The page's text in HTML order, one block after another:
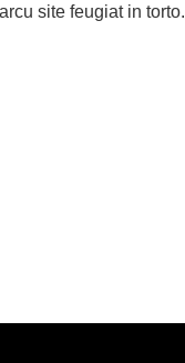
site feugiat in torto.